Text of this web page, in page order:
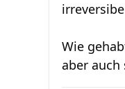
Wie
aber auch